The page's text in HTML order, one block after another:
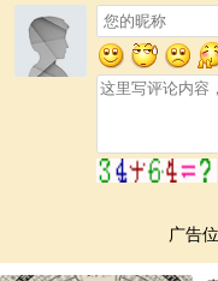
广告